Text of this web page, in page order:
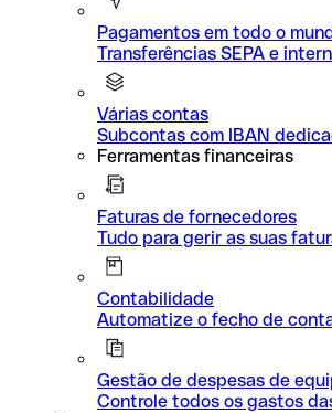
Pagamentos em todo o
Transferências SEPA e
Várias contas
Subcontas com IBAN
Ferramentas financeiras
Faturas de fornecedores
Tudo para gerir as suas
Contabilidade
Automatize o fecho de
Gestão de despesas de
Controle todos os gastos